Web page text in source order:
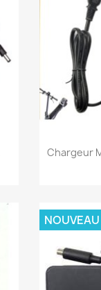

Chargeur
NOUVEAU